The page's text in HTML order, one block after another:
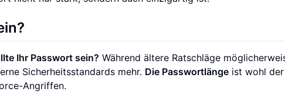
Ihr Passwort sein? Während ältere Ratschläge
Sicherheitsstandards mehr. Die Passwortlänge ist wohl der
Angriffen.